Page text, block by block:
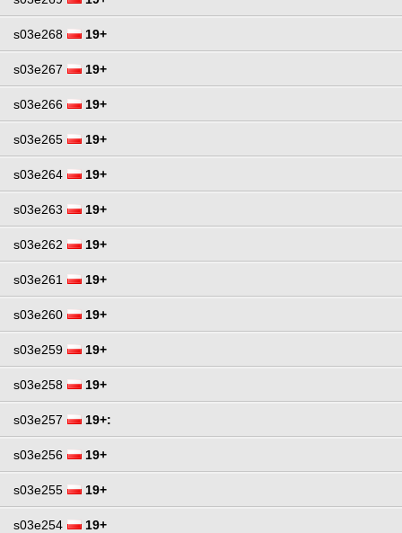
s03e268 19+
s03e267 19+
s03e266 19+
s03e265 19+
s03e264 19+
s03e263 19+
s03e262 19+
s03e261 19+
s03e260 19+
s03e259 19+
s03e258 19+
s03e257 19+:
s03e256 19+
s03e255 19+
s03e254 19+